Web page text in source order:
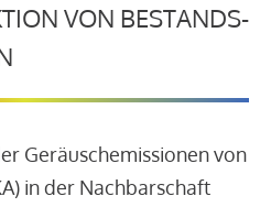
VON BESTANDS-
Geräuschemissionen von
in der Nachbarschaft